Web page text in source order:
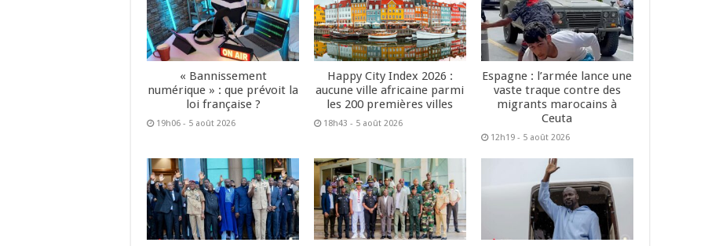
« Bannissement
numérique » : que prévoit la
loi française ?
19h06 - 5 août 2026
Happy City Index 2026 :
aucune ville africaine parmi
les 200 premières villes
18h43 - 5 août 2026
Espagne : l’armée lance une
vaste traque contre des
migrants marocains à
Ceuta
12h19 - 5 août 2026